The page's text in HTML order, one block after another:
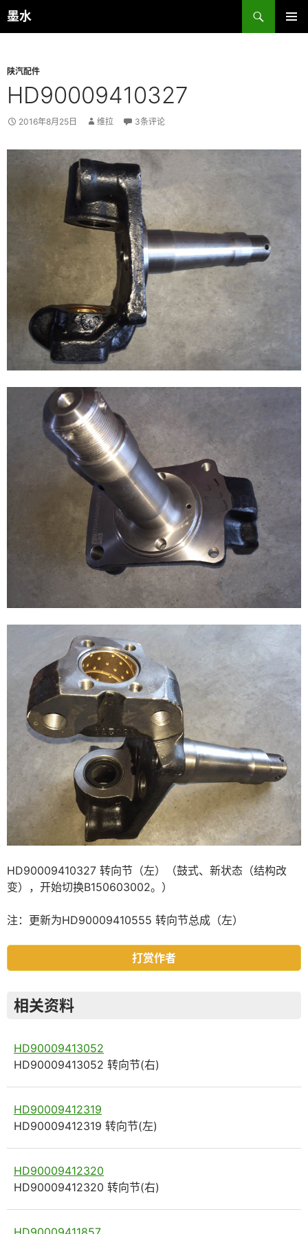
跳
至
墨水
搜
索
陕汽配件
HD90009410327
2016年8月25日 维拉 3条评论
HD90009410327 转向节（左）（鼓式、新状态（结构改
变），开始切换B150603002。）
注：更新为HD90009410555 转向节总成（左）
打赏作者
相关资料
HD90009413052
HD90009413052 转向节(右)
HD90009412319
HD90009412319 转向节(左)
HD90009412320
HD90009412320 转向节(右)